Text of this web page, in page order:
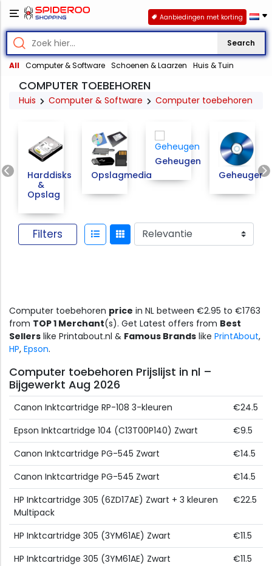
Search
All Computer & Software Schoenen & Laarzen Huis & Tuin
Aanbiedingen met korting
COMPUTER TOEBEHOREN
Huis Computer & Software Computer toebehoren
Previous
Harddisks
&
Opslag
Opslagmedia
Geheugen
Filters
Computer toebehoren price in NL between €2.95 to €1763
from TOP 1 Merchant(s). Get Latest offers from Best
Sellers like Printabout.nl & Famous Brands like PrintAbout,
HP, Epson.
Computer toebehoren Prijslijst in nl –
Bijgewerkt Aug 2026
Canon Inktcartridge RP-108 3-kleuren
€24.5
Epson Inktcartridge 104 (C13T00P140) Zwart
€9.5
Canon Inktcartridge PG-545 Zwart
€14.5
Canon Inktcartridge PG-545 Zwart
€14.5
HP Inktcartridge 305 (6ZD17AE) Zwart + 3 kleuren
Multipack
€22.5
HP Inktcartridge 305 (3YM61AE) Zwart
€11.5
HP Inktcartridge 305 (3YM61AE) Zwart
€11.5